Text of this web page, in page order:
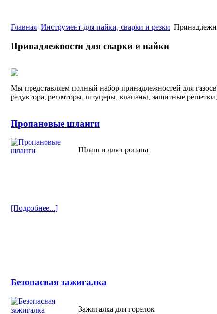
Главная Инструмент для пайки, сварки и резки
Принадлежности для сварки и пайки
Мы представляем полный набор принадлежностей для
редуктора, регляторы, штуцеры, клапаны, защитные
Пропановые шланги
Шланги для пропана
[Подробнее...]
Безопасная зажигалка
Зажигалка для горелок